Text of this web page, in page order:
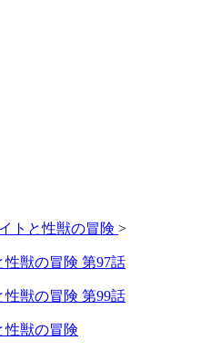
トと性獣の冒険 >
性獣の冒険 第97話
性獣の冒険 第99話
性獣の冒険